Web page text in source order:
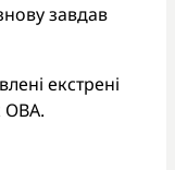
завдав
екстрені
ОВА.